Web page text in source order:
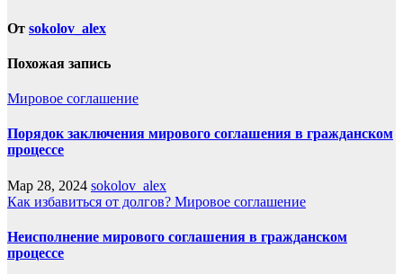
От sokolov_alex
Похожая запись
Мировое соглашение
Порядок заключения мирового соглашения в гражданском
процессе
Мар 28, 2024 sokolov_alex
Как избавиться от долгов? Мировое соглашение
Неисполнение мирового соглашения в гражданском
процессе